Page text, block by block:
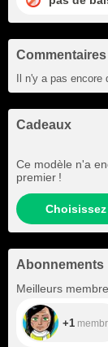
Commentaires
Il n'y a pas
Cadeaux
Ce modèle n'a
premier !
Abonnements
Meilleurs
+1